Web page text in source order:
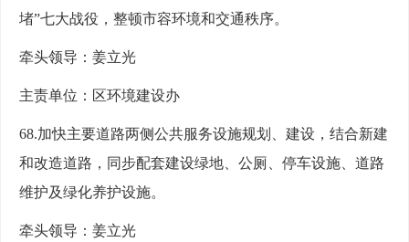
堵”七大战役，整顿市容环境和交通秩序。
牵头领导：姜立光
主责单位：区环境建设办
68.加快主要道路两侧公共服务设施规划、建设，结合新建
和改造道路，同步配套建设绿地、公厕、停车设施、道路
维护及绿化养护设施。
牵头领导：姜立光